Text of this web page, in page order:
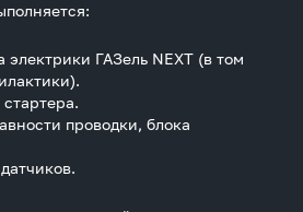
электрики ГАЗель NEXT (в том
проводки, блока